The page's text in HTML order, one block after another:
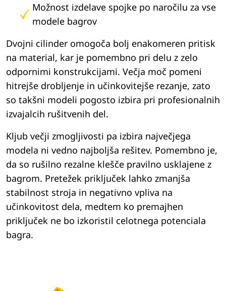
Možnost izdelave spojke po naročilu za vse
modele bagrov
Dvojni cilinder omogoča bolj enakomeren pritisk
na material, kar je pomembno pri delu z zelo
odpornimi konstrukcijami. Večja moč pomeni
hitrejše drobljenje in učinkovitejše rezanje, zato
so takšni modeli pogosto izbira pri profesionalnih
izvajalcih rušitvenih del.
Kljub večji zmogljivosti pa izbira največjega
modela ni vedno najboljša rešitev. Pomembno je,
da so rušilno rezalne klešče pravilno usklajene z
bagrom. Pretežek priključek lahko zmanjša
stabilnost stroja in negativno vpliva na
učinkovitost dela, medtem ko premajhen
priključek ne bo izkoristil celotnega potenciala
bagra.